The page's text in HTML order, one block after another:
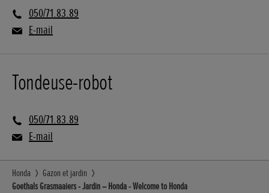
050/71.83.89
E-mail
Tondeuse-robot
050/71.83.89
E-mail
Honda
Gazon et jardin
Goethals Grasmaaiers - Jardin – Honda - Welcome to Honda